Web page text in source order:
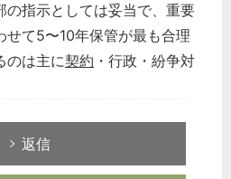
の指示としては妥当で、重要
せて5〜10年保管が最も合理
のは主に契約 ・行政・紛争対
返信